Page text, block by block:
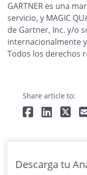
GARTNER es una
servicio, y MAGIC
de Gartner, Inc. y/o
internacionalmente
Todos los derechos
Share article to:
Descarga tu